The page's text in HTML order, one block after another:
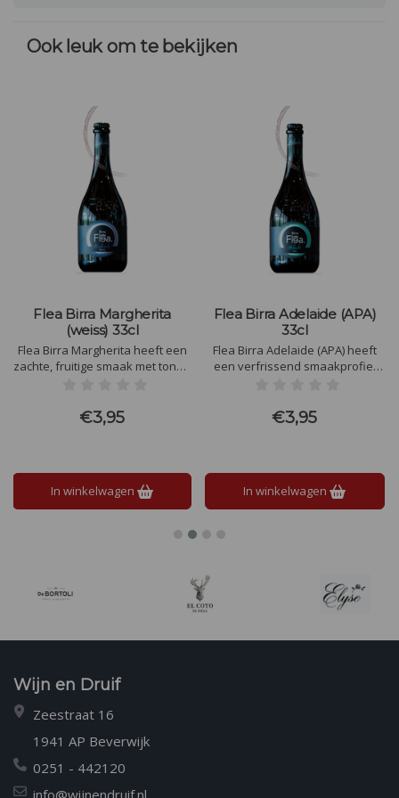
Ook leuk om te bekijken
Flea Birra Margherita
(weiss) 33cl
Flea Birra Margherita heeft een
zachte, fruitige smaak met tonen
citrusnuances. Licht romig,
verfrissend en perfect in balans
€3,95
In winkelwagen
Flea Birra Adelaide (APA)
33cl
Flea Birra Adelaide (APA) heeft
een verfrissend smaakprofiel
aangevuld met subtiel tropisch
fruit. Een lichte karamelsmaak
aromatische afdronk.
€3,95
In winkelwagen
Wijn en Druif
Zeestraat 16
1941 AP Beverwijk
0251 - 442120
info@wijnendruif.nl